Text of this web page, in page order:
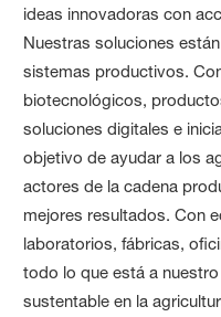
ideas innovadoras con
Nuestras soluciones
sistemas productivos.
biotecnológicos,
soluciones digitales e
objetivo de ayudar a los
actores de la cadena
mejores resultados. Con
laboratorios, fábricas,
todo lo que está a
sustentable en la